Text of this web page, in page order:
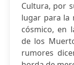
Cultura, por
lugar para la
cósmico, en
de los
rumores